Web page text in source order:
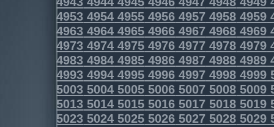
4953 4954 4955 4956 4957 4958 4959
4963 4964 4965 4966 4967 4968 4969
4973 4974 4975 4976 4977 4978 4979
4983 4984 4985 4986 4987 4988 4989
4993 4994 4995 4996 4997 4998 4999
5003 5004 5005 5006 5007 5008 5009
5013 5014 5015 5016 5017 5018 5019
5023 5024 5025 5026 5027 5028 5029